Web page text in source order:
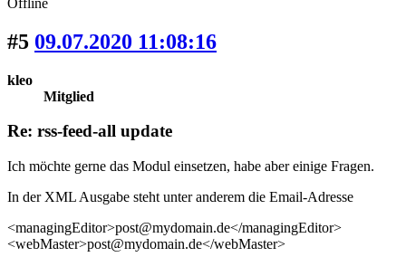
#5 09.07.2020 11:08:16
kleo
Mitglied
Re: rss-feed-all update
Ich möchte gerne das Modul einsetzen, habe aber einige Fragen.
In der XML Ausgabe steht unter anderem die Email-Adresse
<managingEditor>post@mydomain.de</managingEditor>
<webMaster>post@mydomain.de</webMaster>